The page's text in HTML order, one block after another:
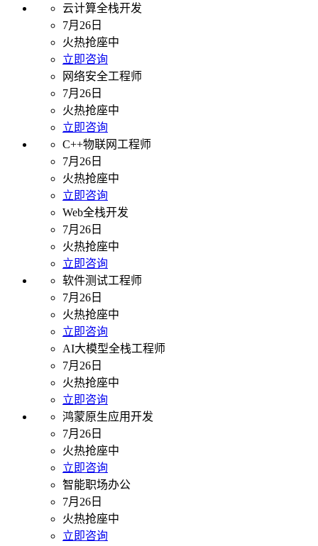
云计算全栈开发
7月26日
火热抢座中
立即咨询
网络安全工程师
7月26日
火热抢座中
立即咨询
C++物联网工程师
7月26日
火热抢座中
立即咨询
Web全栈开发
7月26日
火热抢座中
立即咨询
软件测试工程师
7月26日
火热抢座中
立即咨询
AI大模型全栈工程师
7月26日
火热抢座中
立即咨询
鸿蒙原生应用开发
7月26日
火热抢座中
立即咨询
智能职场办公
7月26日
火热抢座中
立即咨询